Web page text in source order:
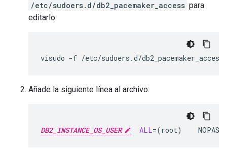
/etc/sudoers.d/db2_pacemaker_access para
editarlo:
visudo -f
Añade la siguiente línea al archivo:
DB2_INSTANCE_OS_USER ALL=(root)